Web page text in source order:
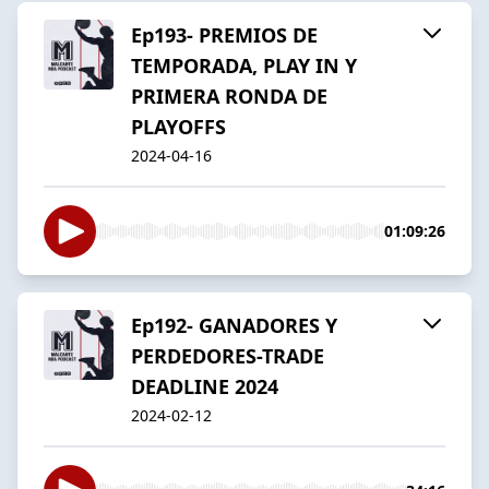
Ep193- PREMIOS DE
TEMPORADA, PLAY IN Y
PRIMERA RONDA DE
PLAYOFFS
2024-04-16
01:09:26
Ep192- GANADORES Y
PERDEDORES-TRADE
DEADLINE 2024
2024-02-12